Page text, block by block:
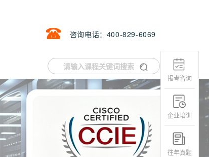
咨询电话：400-829-6069
报考咨询
企业培训
往年真题